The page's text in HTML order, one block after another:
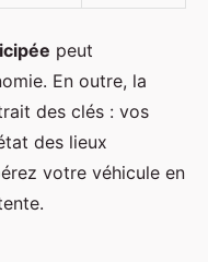
peut
En outre, la
des clés : vos
des lieux
votre véhicule en